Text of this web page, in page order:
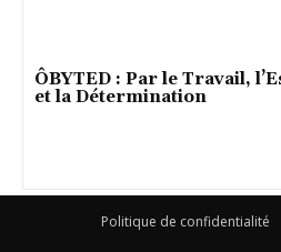
ÔBYTED : Par le Travail,
et la Détermination
Politique de confidentialité